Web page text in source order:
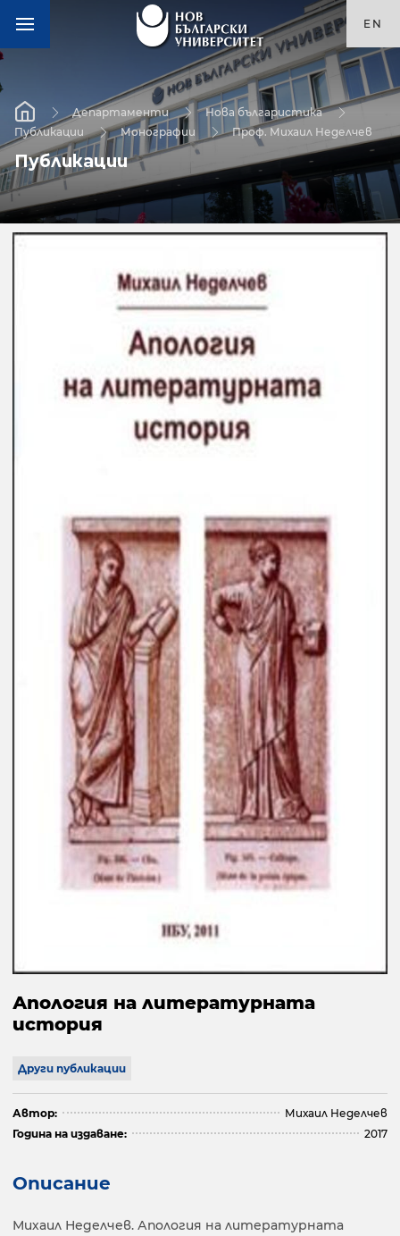
EN
Департаменти
Нова българистика
Публикации
Монографии Проф. Михаил Неделчев
Публикации
Апология на литературната
история
Други публикации
Автор:
Михаил Неделчев
Година на издаване:
2017
Описание
Михаил Неделчев. Апология на литературната